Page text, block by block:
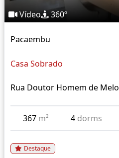
Vídeo 360º
Pacaembu
Casa Sobrado
Rua Doutor Homem de Melo
367 m² 4 dorms
Destaque